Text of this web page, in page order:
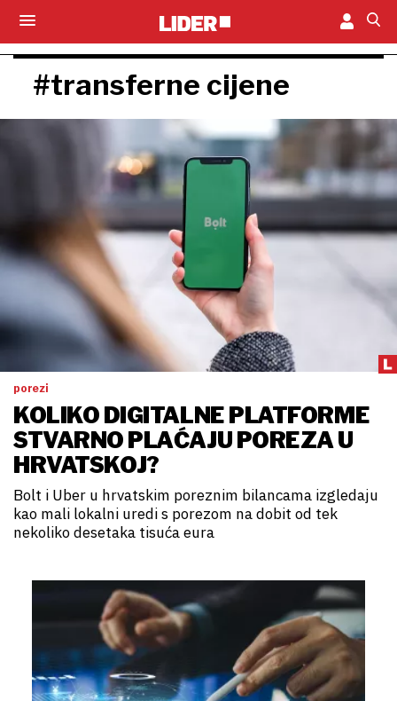
#transferne cijene
porezi
KOLIKO DIGITALNE PLATFORME
STVARNO PLAĆAJU POREZA U
HRVATSKOJ?
Bolt i Uber u hrvatskim poreznim bilancama izgledaju
kao mali lokalni uredi s porezom na dobit od tek
nekoliko desetaka tisuća eura